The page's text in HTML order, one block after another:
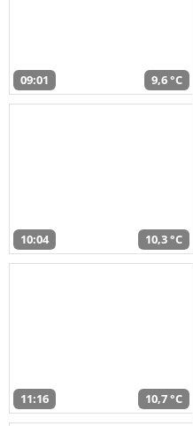
09:01 9,6 °C
10:04 10,3 °C
11:16 10,7 °C